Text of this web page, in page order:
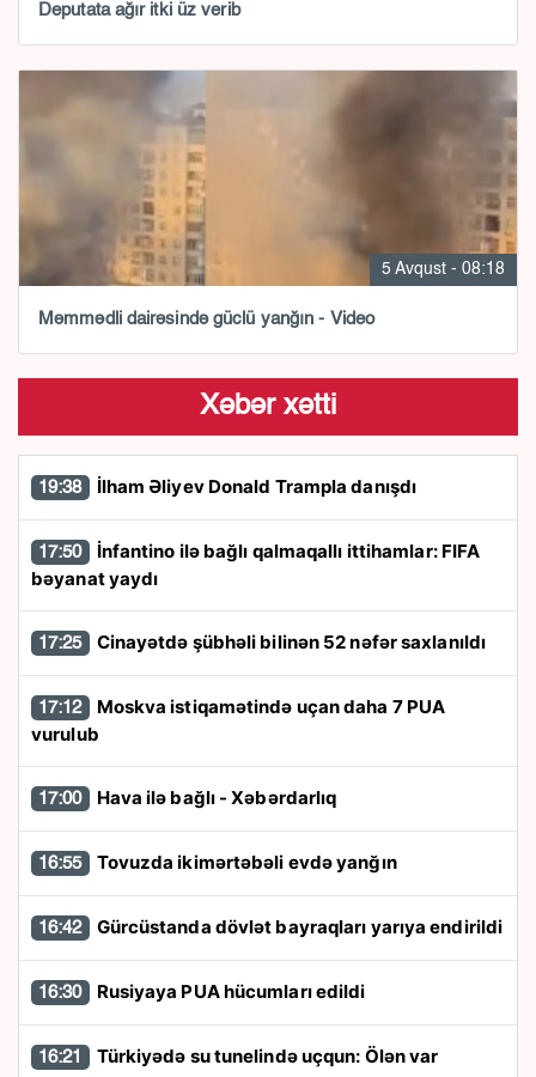
Deputata ağır itki üz verib
5 Avqust - 08:18
Məmmədli dairəsində güclü yanğın - Video
Xəbər xətti
19:38 İlham Əliyev Donald Trampla danışdı
17:50
bəyanat yaydı
17:25 Cinayətdə şübhəli bilinən 52 nəfər saxlanıldı
17:12
vurulub
17:00 Hava ilə bağlı - Xəbərdarlıq
16:55 Tovuzda ikimərtəbəli evdə yanğın
16:42 Gürcüstanda dövlət bayraqları yarıya endirildi
16:30 Rusiyaya PUA hücumları edildi
16:21 Türkiyədə su tunelində uçqun: Ölən var